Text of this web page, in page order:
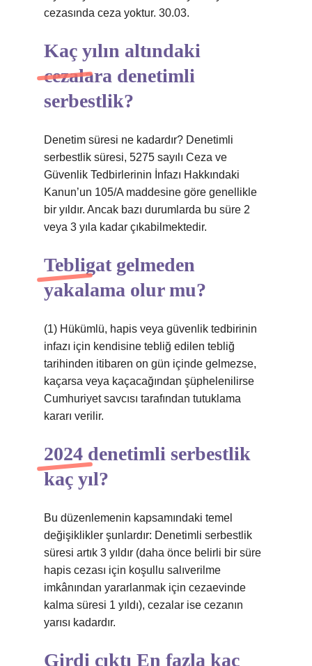
cezasında ceza yoktur. 30.03.
Kaç yılın altındaki
cezalara denetimli
serbestlik?
Denetim süresi ne kadardır? Denetimli
serbestlik süresi, 5275 sayılı Ceza ve
Güvenlik Tedbirlerinin İnfazı Hakkındaki
Kanun’un 105/A maddesine göre genellikle
bir yıldır. Ancak bazı durumlarda bu süre 2
veya 3 yıla kadar çıkabilmektedir.
Tebligat gelmeden
yakalama olur mu?
(1) Hükümlü, hapis veya güvenlik tedbirinin
infazı için kendisine tebliğ edilen tebliğ
tarihinden itibaren on gün içinde gelmezse,
kaçarsa veya kaçacağından şüphelenilirse
Cumhuriyet savcısı tarafından tutuklama
kararı verilir.
2024 denetimli serbestlik
kaç yıl?
Bu düzenlemenin kapsamındaki temel
değişiklikler şunlardır: Denetimli serbestlik
süresi artık 3 yıldır (daha önce belirli bir süre
hapis cezası için koşullu salıverilme
imkânından yararlanmak için cezaevinde
kalma süresi 1 yıldı), cezalar ise cezanın
yarısı kadardır.
Girdi çıktı En fazla kaç